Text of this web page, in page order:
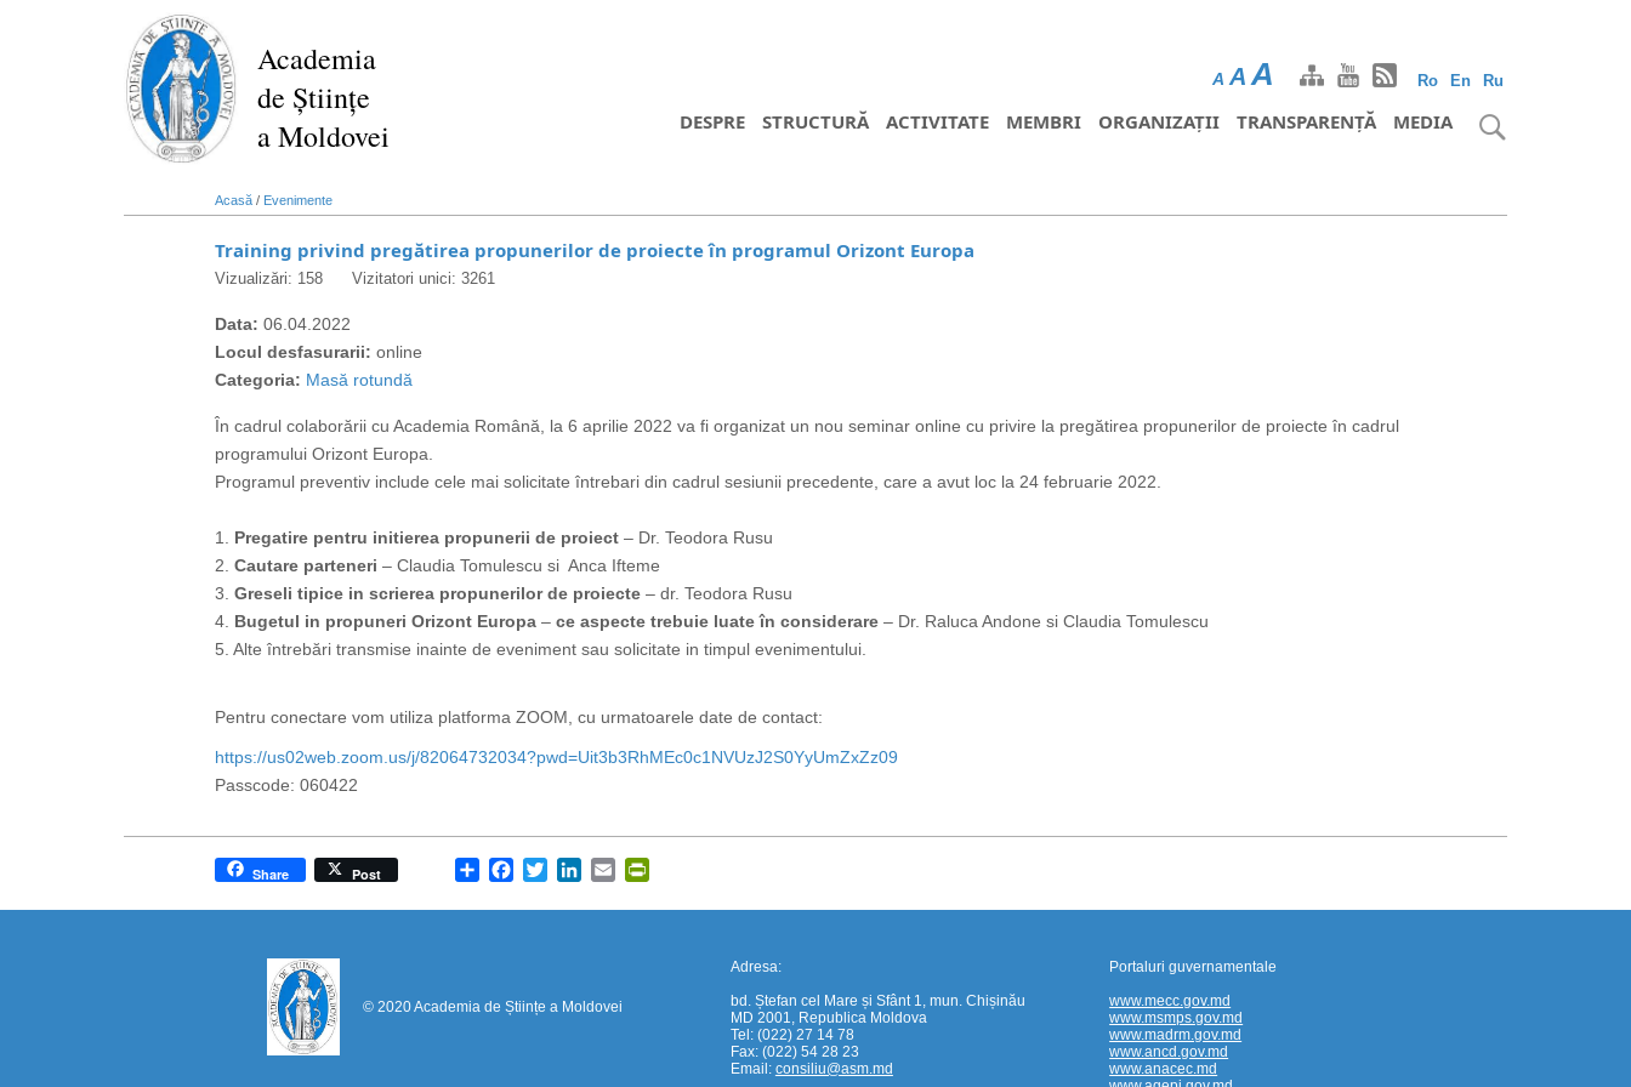
Academia
de Științe
a Moldovei
Ro En Ru
A A A
DESPRE STRUCTURĂ ACTIVITATE MEMBRI ORGANIZAȚII TRANSPARENȚĂ MEDIA
Acasă / Evenimente
Training privind pregătirea propunerilor de proiecte în programul Orizont Europa
Vizualizări: 158 Vizitatori unici: 3261
Data: 06.04.2022
Locul desfasurarii: online
Categoria: Masă rotundă
În cadrul colaborării cu Academia Română, la 6 aprilie 2022 va fi organizat un nou seminar online cu privire la pregătirea propunerilor de proiecte în cadrul
programului Orizont Europa.
Programul preventiv include cele mai solicitate întrebari din cadrul sesiunii precedente, care a avut loc la 24 februarie 2022.
1. Pregatire pentru initierea propunerii de proiect – Dr. Teodora Rusu
2. Cautare parteneri – Claudia Tomulescu si Anca Ifteme
3. Greseli tipice in scrierea propunerilor de proiecte – dr. Teodora Rusu
4. Bugetul in propuneri Orizont Europa – ce aspecte trebuie luate în considerare – Dr. Raluca Andone si Claudia Tomulescu
5. Alte întrebări transmise inainte de eveniment sau solicitate in timpul evenimentului.
Pentru conectare vom utiliza platforma ZOOM, cu urmatoarele date de contact:
https://us02web.zoom.us/j/82064732034?pwd=Uit3b3RhMEc0c1NVUzJ2S0YyUmZxZz09
Passcode: 060422
Share
Share Post Facebook
TwitterLinkedIn
Email
© 2020 Academia de Științe a Moldovei
Adresa:
bd. Ștefan cel Mare și Sfânt 1, mun. Chișinău
MD 2001, Republica Moldova
Tel: (022) 27 14 78
Fax: (022) 54 28 23
Email: consiliu@asm.md
https://propletenie.ru/
Portaluri guvernamentale
www.mecc.gov.md
www.msmps.gov.md
www.madrm.gov.md
www.ancd.gov.md
www.anacec.md